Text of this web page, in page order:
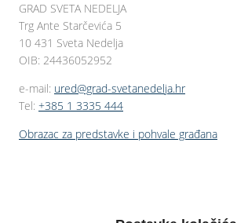
GRAD SVETA NEDELJA
Trg Ante Starčevića 5
10 431 Sveta Nedelja
OIB: 24436052952
e-mail: ured@grad-svetanedelja.hr
Tel: +385 1 3335 444
Obrazac za predstavke i pohvale građana